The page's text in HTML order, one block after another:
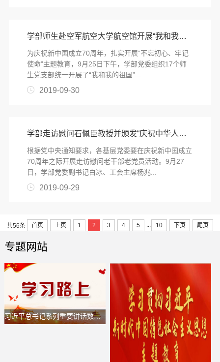
学部师生赴空军航空大学航空馆开展“我和我的祖国”主题党日活动
为庆祝新中国成立70周年，扎实开展“不忘初心、牢记
使命”主题教育，9月25日下午，学部党委组织17个师
生党支部统一开展了“我和我的祖国”...
2019-09-30
学部走访慰问石佩臣教授并颁发“庆祝中华人民共和国成立70周年”纪念章
根据党中央通知要求，各基层党委要在庆祝新中国成立
70周年之际开展走访慰问老干部老党员活动。9月27
日，学部党委副书记白冰、工会主席杨兆...
2019-09-29
共56条 首页 上页 1 2 3 4 5 ... 10 下页 尾页
专题网站
习近平总书记系列重要讲话数据库